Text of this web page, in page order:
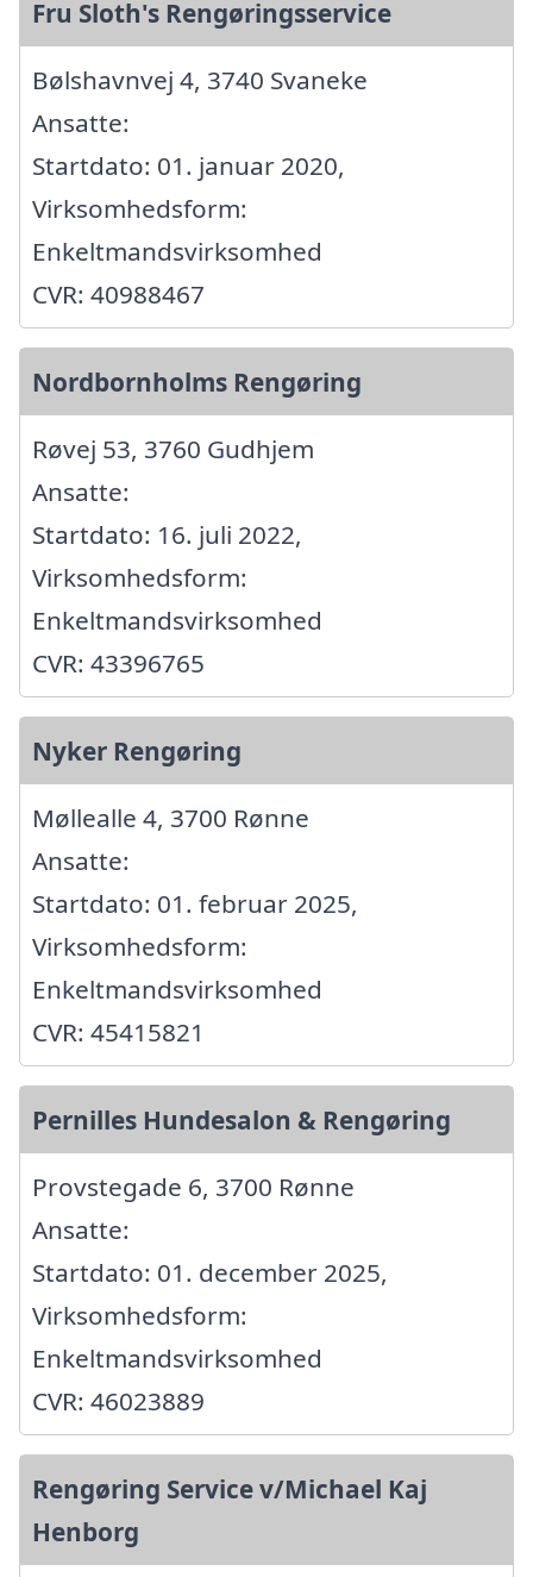
Fru Sloth's Rengøringsservice
Bølshavnvej 4, 3740 Svaneke
Ansatte:
Startdato: 01. januar 2020,
Virksomhedsform:
Enkeltmandsvirksomhed
CVR: 40988467
Nordbornholms Rengøring
Røvej 53, 3760 Gudhjem
Ansatte:
Startdato: 16. juli 2022,
Virksomhedsform:
Enkeltmandsvirksomhed
CVR: 43396765
Nyker Rengøring
Møllealle 4, 3700 Rønne
Ansatte:
Startdato: 01. februar 2025,
Virksomhedsform:
Enkeltmandsvirksomhed
CVR: 45415821
Pernilles Hundesalon & Rengøring
Provstegade 6, 3700 Rønne
Ansatte:
Startdato: 01. december 2025,
Virksomhedsform:
Enkeltmandsvirksomhed
CVR: 46023889
Rengøring Service v/Michael Kaj
Henborg